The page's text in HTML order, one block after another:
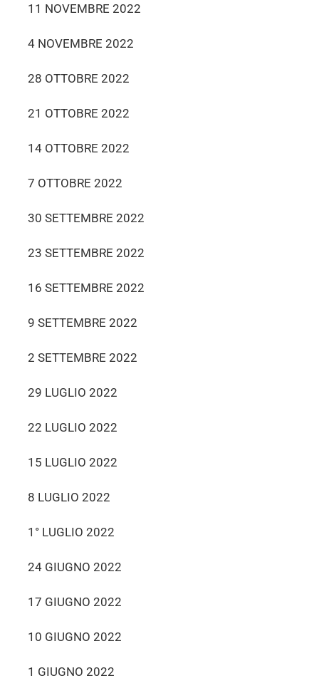
11 NOVEMBRE 2022
4 NOVEMBRE 2022
28 OTTOBRE 2022
21 OTTOBRE 2022
14 OTTOBRE 2022
7 OTTOBRE 2022
30 SETTEMBRE 2022
23 SETTEMBRE 2022
16 SETTEMBRE 2022
9 SETTEMBRE 2022
2 SETTEMBRE 2022
29 LUGLIO 2022
22 LUGLIO 2022
15 LUGLIO 2022
8 LUGLIO 2022
1° LUGLIO 2022
24 GIUGNO 2022
17 GIUGNO 2022
10 GIUGNO 2022
1 GIUGNO 2022